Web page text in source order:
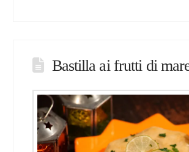
Bastilla ai frutti di